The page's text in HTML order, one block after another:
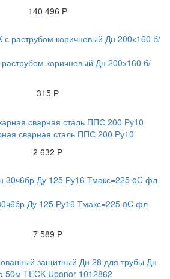
140 496 Р
коричневый Дн 200х160 б/
315 Р
сварная сталь ППС 200 Ру10
2 632 Р
Ду 125 Ру16 Тмакс=225 oC фл
7 589 Р